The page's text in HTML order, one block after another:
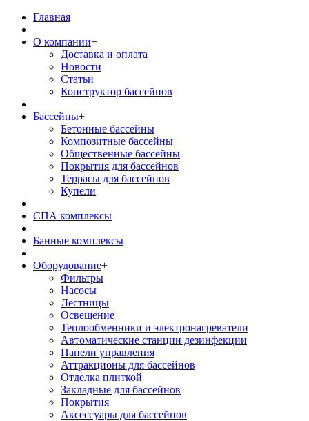
Главная
О компании+
Доставка и оплата
Новости
Статьи
Конструктор бассейнов
Бассейны+
Бетонные бассейны
Композитные бассейны
Общественные бассейны
Покрытия для бассейнов
Террасы для бассейнов
Купели
СПА комплексы
Банные комплексы
Оборудование+
Фильтры
Насосы
Лестницы
Освещение
Теплообменники и электронагреватели
Автоматические станции дезинфекции
Панели управления
Аттракционы для бассейнов
Отделка плиткой
Закладные для бассейнов
Покрытия
Аксессуары для бассейнов